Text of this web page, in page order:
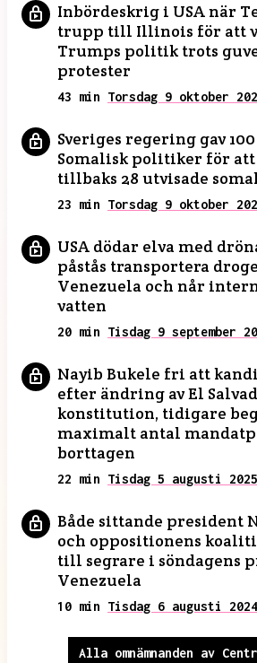
Inbördeskrig i USA när
trupp till Illinois för att
Trumps politik trots
protester
43 min Torsdag 9 oktober
Sveriges regering gav
Somalisk politiker för att
tillbaks 28 utvisade
23 min Torsdag 9 oktober
USA dödar elva med
påstås transportera
Venezuela och når
vatten
20 min Tisdag 9 september
Nayib Bukele fri att
efter ändring av El
konstitution, tidigare
maximalt antal
borttagen
22 min Tisdag 5 augusti 2025
Både sittande president
och oppositionens
till segrare i söndagens
Venezuela
10 min Tisdag 6 augusti 2024
Alla omnämnanden av